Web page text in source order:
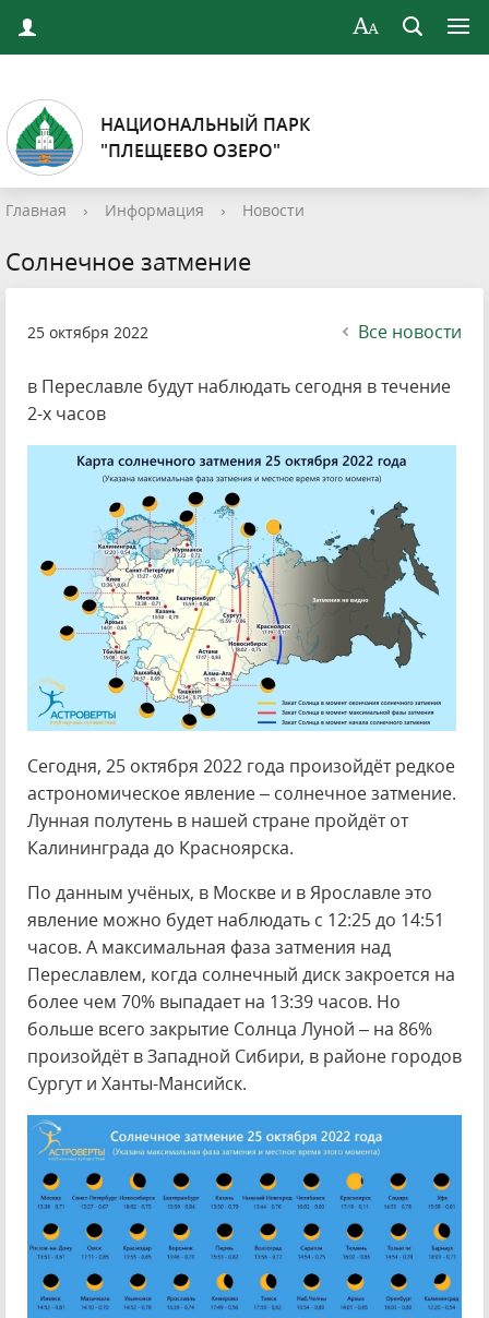
НАЦИОНАЛЬНЫЙ ПАРК
"ПЛЕЩЕЕВО ОЗЕРО"
Главная › Информация › Новости
Солнечное затмение
25 октября 2022 Все новости
в Переславле будут наблюдать сегодня в течение
2-х часов
Сегодня, 25 октября 2022 года произойдёт редкое
астрономическое явление – солнечное затмение.
Лунная полутень в нашей стране пройдёт от
Калининграда до Красноярска.
По данным учёных, в Москве и в Ярославле это
явление можно будет наблюдать с 12:25 до 14:51
часов. А максимальная фаза затмения над
Переславлем, когда солнечный диск закроется на
более чем 70% выпадает на 13:39 часов. Но
больше всего закрытие Солнца Луной – на 86%
произойдёт в Западной Сибири, в районе городов
Сургут и Ханты-Мансийск.